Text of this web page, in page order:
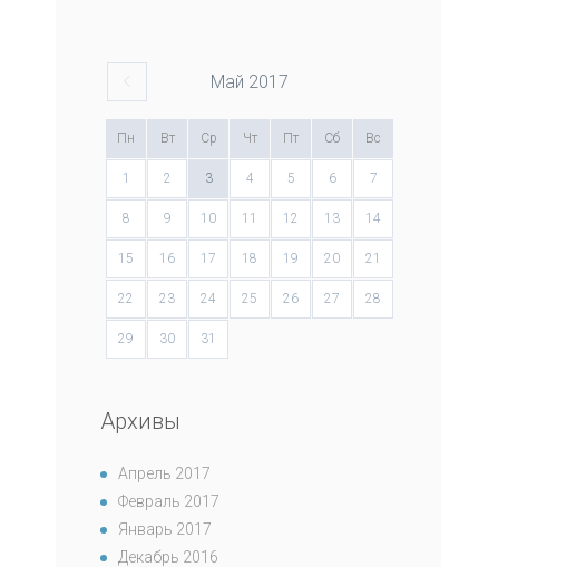
Май 2017
Пн Вт Ср Чт Пт Сб Вс
1 2 3 4 5 6 7
8 9 10 11 12 13 14
15 16 17 18 19 20 21
22 23 24 25 26 27 28
29 30 31
Архивы
Апрель 2017
Февраль 2017
Январь 2017
Декабрь 2016